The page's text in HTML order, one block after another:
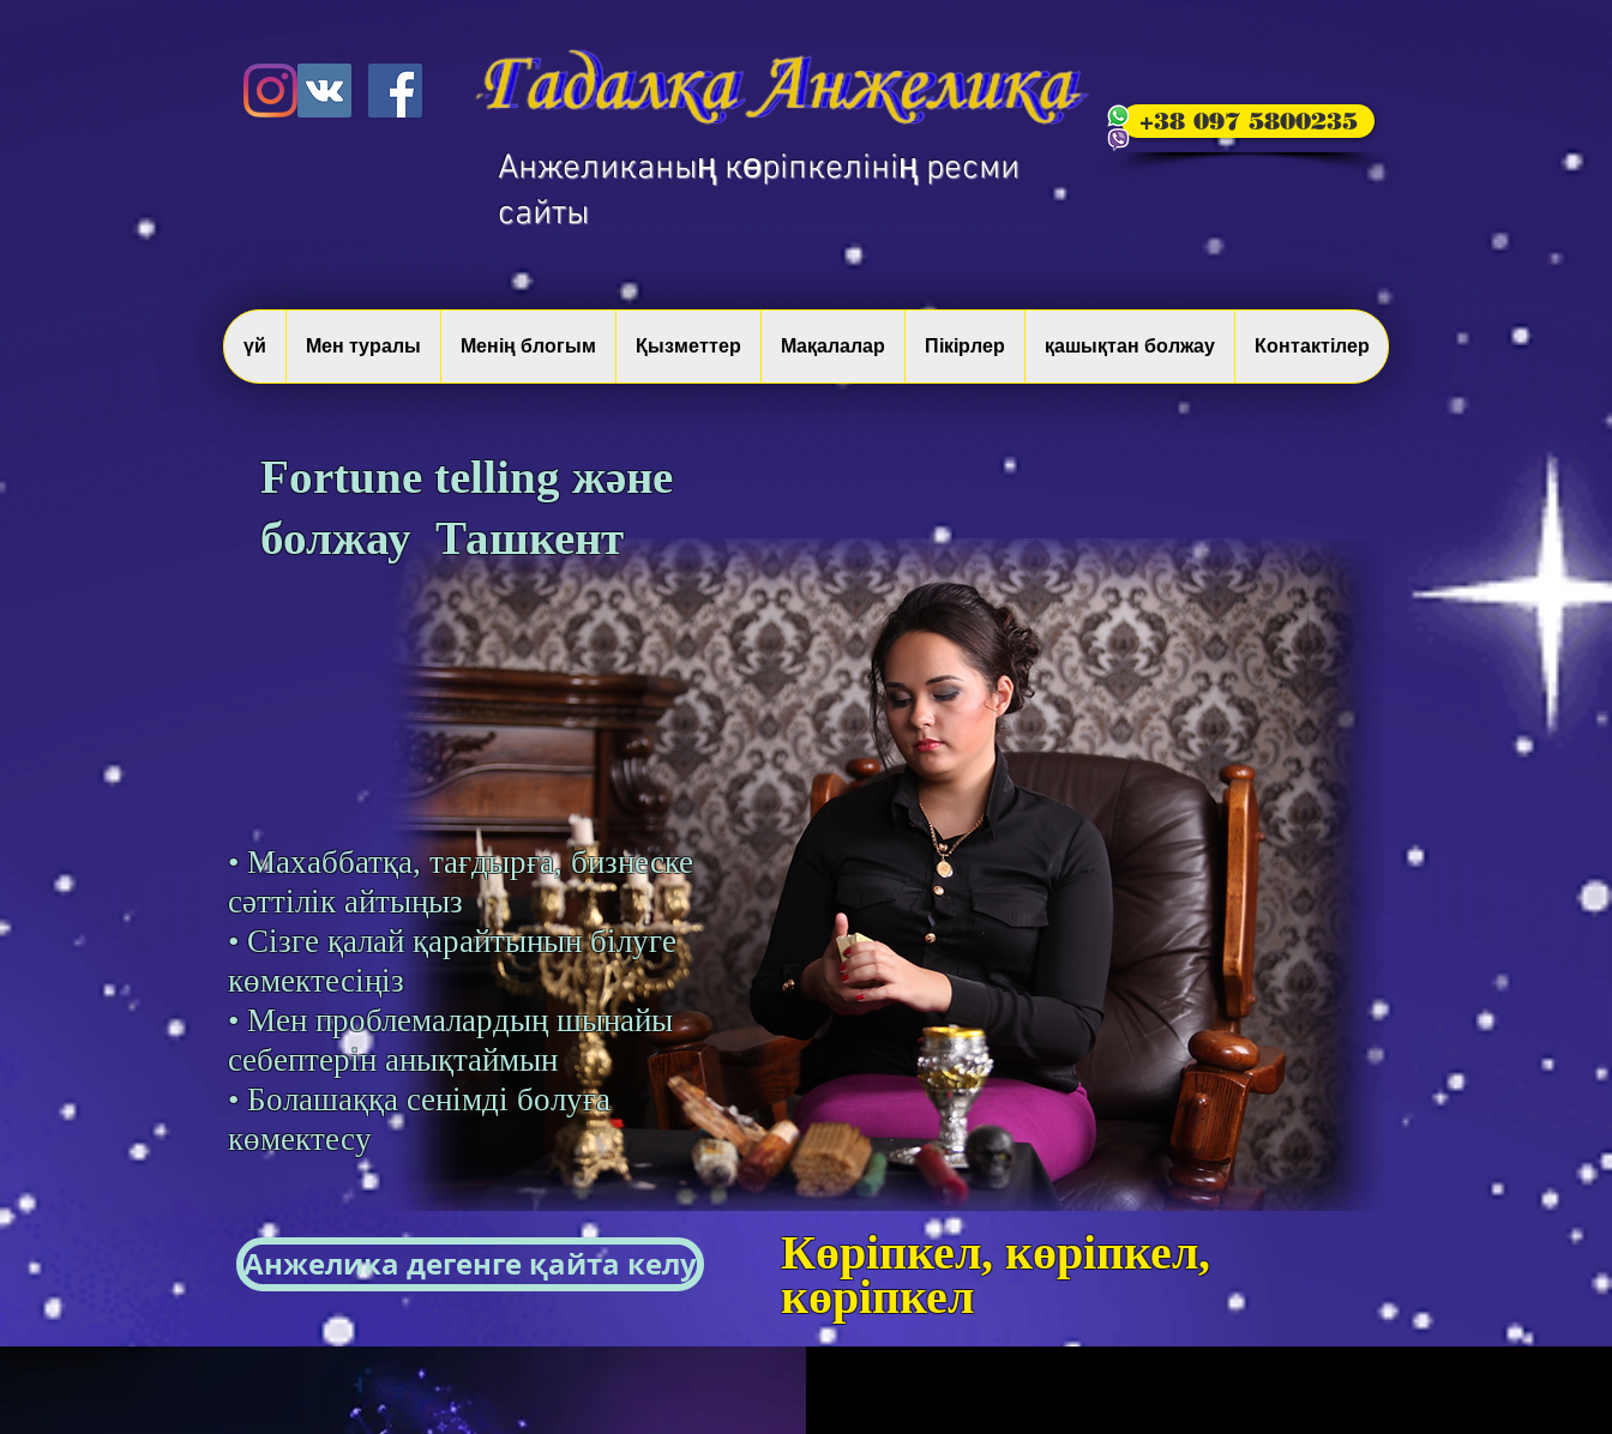
​Анжеликаның көріпкелінің ресми
сайты
+38 097 5800235
үй Мен туралы Менің блогым Қызметтер Мақалалар Пікірлер қашықтан болжау Контактілер
• Махаббатқа, тағдырға, бизнеске
сәттілік айтыңыз
• Сізге қалай қарайтынын білуге
көмектесіңіз
• Мен проблемалардың шынайы
себептерін анықтаймын
• Болашаққа сенімді болуға
көмектесу
Fortune telling және
болжау Ташкент
Анжелика дегенге қайта келу
Көріпкел, көріпкел,
көріпкел